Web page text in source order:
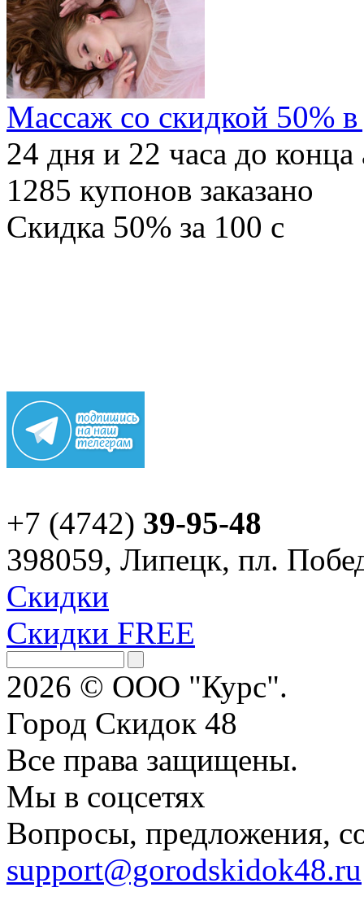
Массаж со скидкой 50%
24 дня и 22 часа до
1285 купонов заказано
Скидка 50% за 100 c
+7 (4742) 39-95-48
398059, Липецк, пл.
Скидки
Скидки FREE
2026 © ООО "Курс".
Город Скидок 48
Все права защищены.
Мы в соцсетях
Вопросы, предложения,
support@gorodskidok48.ru